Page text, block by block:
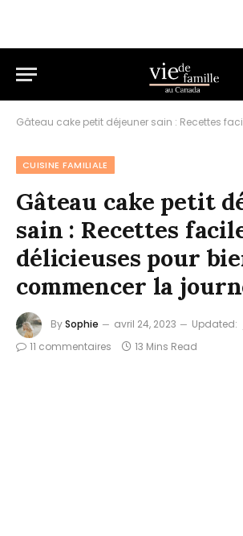
CUISINE FAMILIALE
Gâteau cake petit
sain : Recettes
délicieuses pour
commencer la
BySophie avril 24, 2023 Updated:
11 commentaires
13 Mins Read